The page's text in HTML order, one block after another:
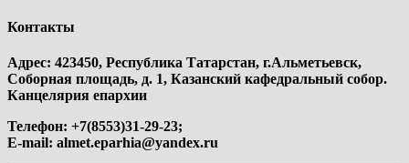
Контакты
Адрес: 423450, Республика Татарстан, г.Альметьевск,
Соборная площадь, д. 1, Казанский кафедральный собор.
Канцелярия епархии
Телефон: +7(8553)31-29-23;
E-mail: almet.eparhia@yandex.ru